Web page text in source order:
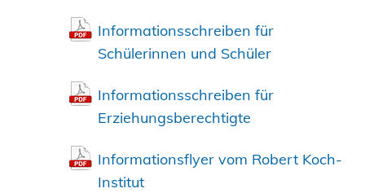
Informationsschreiben für
Schülerinnen und Schüler
Informationsschreiben für
Erziehungsberechtigte
Informationsflyer vom Robert Koch-
Institut